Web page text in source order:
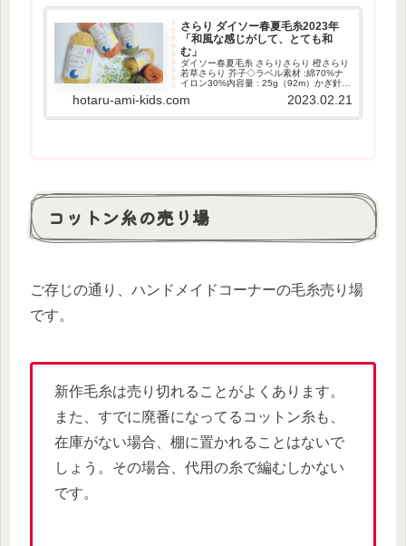
さらり ダイソー春夏毛糸2023年
「和風な感じがして、とても和
む」
ダイソー春夏毛糸 さらりさらり 橙さらり
若草さらり 芥子◇ラベル素材 :綿70%ナ
イロン30%内容量 : 25g（92m）かぎ針の
て、とても和みます。
hotaru-ami-kids.com 2023.02.21
コットン糸の売り場
ご存じの通り、ハンドメイドコーナーの毛糸売り場
です。
新作毛糸は売り切れることがよくあります。
また、すでに廃番になってるコットン糸も、
在庫がない場合、棚に置かれることはないで
しょう。その場合、代用の糸で編むしかない
です。